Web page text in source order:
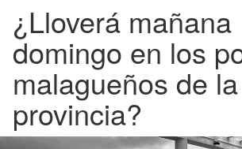
¿Lloverá mañana
domingo en los
malagueños de la
provincia?